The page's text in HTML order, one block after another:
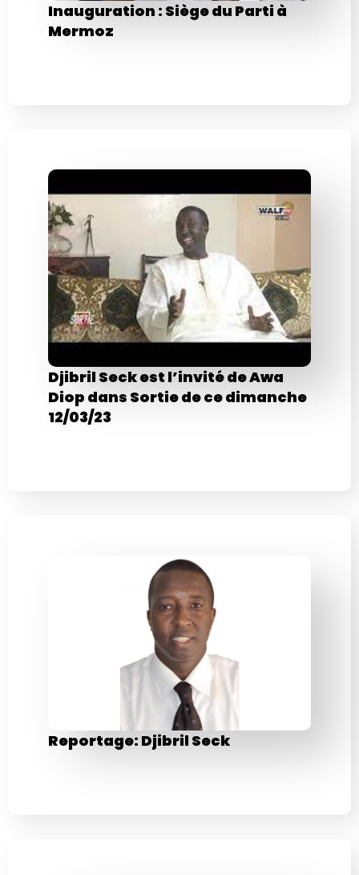
Inauguration : Siège du Parti à
Mermoz
Djibril Seck est l’invité de Awa
Diop dans Sortie de ce dimanche
12/03/23
Reportage: Djibril Seck